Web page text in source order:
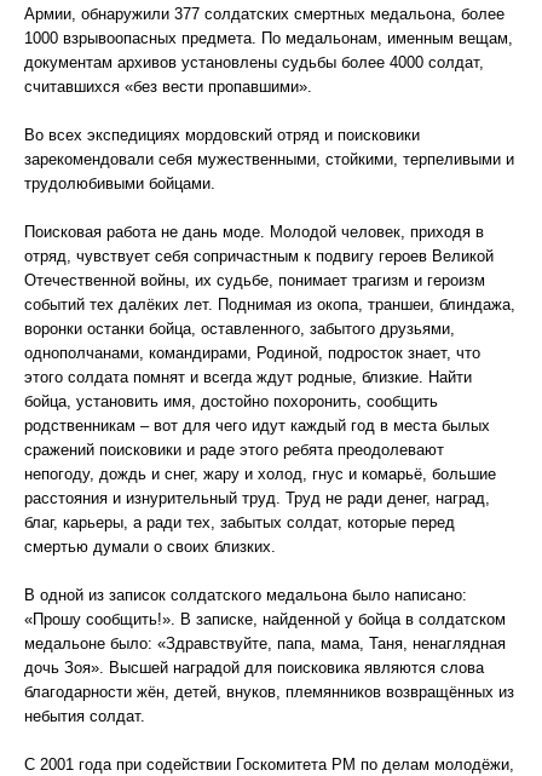
Армии, обнаружили 377 солдатских смертных медальона, более
1000 взрывоопасных предмета. По медальонам, именным вещам,
документам архивов установлены судьбы более 4000 солдат,
считавшихся «без вести пропавшими».
Во всех экспедициях мордовский отряд и поисковики
зарекомендовали себя мужественными, стойкими, терпеливыми и
трудолюбивыми бойцами.
Поисковая работа не дань моде. Молодой человек, приходя в
отряд, чувствует себя сопричастным к подвигу героев Великой
Отечественной войны, их судьбе, понимает трагизм и героизм
событий тех далёких лет. Поднимая из окопа, траншеи, блиндажа,
воронки останки бойца, оставленного, забытого друзьями,
однополчанами, командирами, Родиной, подросток знает, что
этого солдата помнят и всегда ждут родные, близкие. Найти
бойца, установить имя, достойно похоронить, сообщить
родственникам – вот для чего идут каждый год в места былых
сражений поисковики и раде этого ребята преодолевают
непогоду, дождь и снег, жару и холод, гнус и комарьё, большие
расстояния и изнурительный труд. Труд не ради денег, наград,
благ, карьеры, а ради тех, забытых солдат, которые перед
смертью думали о своих близких.
В одной из записок солдатского медальона было написано:
«Прошу сообщить!». В записке, найденной у бойца в солдатском
медальоне было: «Здравствуйте, папа, мама, Таня, ненаглядная
дочь Зоя». Высшей наградой для поисковика являются слова
благодарности жён, детей, внуков, племянников возвращённых из
небытия солдат.
С 2001 года при содействии Госкомитета РМ по делам молодёжи,